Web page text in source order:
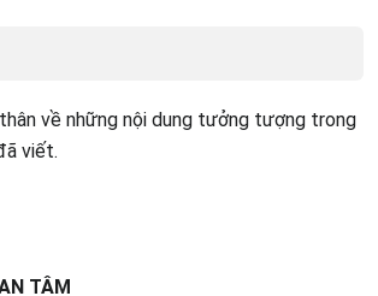
về những nội dung tưởng tượng trong
viết.
TÂM